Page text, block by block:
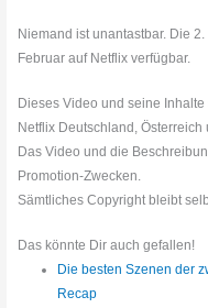
Niemand ist unantastbar. Die
Februar auf Netflix verfügbar.
Dieses Video und seine
Netflix Deutschland, Österreich
Das Video und die
Promotion-Zwecken.
Sämtliches Copyright bleibt
Das könnte Dir auch gefallen!
Die besten Szenen der
Recap